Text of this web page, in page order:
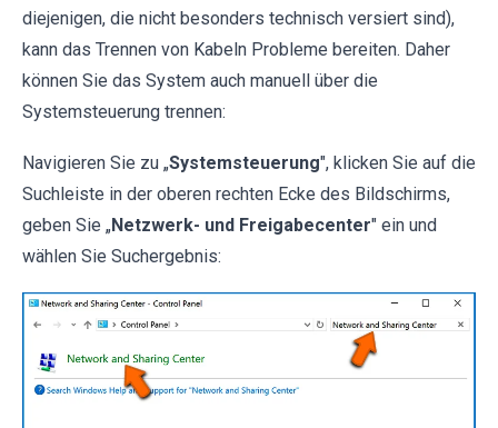
diejenigen, die nicht besonders technisch versiert sind),
kann das Trennen von Kabeln Probleme bereiten. Daher
können Sie das System auch manuell über die
Systemsteuerung trennen:
Navigieren Sie zu „Systemsteuerung", klicken Sie auf die
Suchleiste in der oberen rechten Ecke des Bildschirms,
geben Sie „Netzwerk- und Freigabecenter" ein und
wählen Sie Suchergebnis: